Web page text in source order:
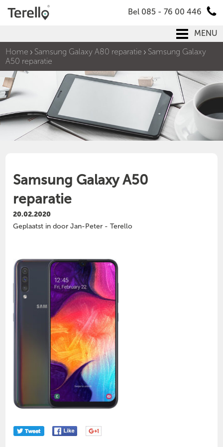
Bel 085 - 76 00 446
MENU
Home
Samsung Galaxy A80 reparatie
Samsung Galaxy
A50 reparatie
Samsung Galaxy A50
reparatie
20.02.2020
Geplaatst in door Jan-Peter - Terello